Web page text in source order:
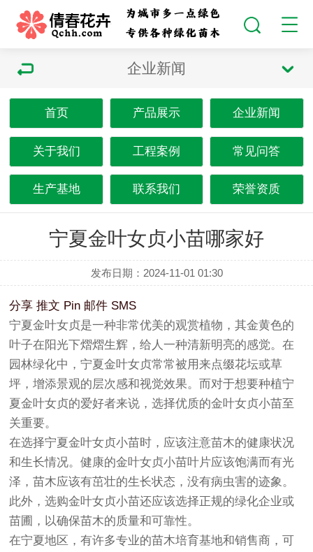
企业新闻
首页 产品展示 企业新闻
关于我们 工程案例 常见问答
生产基地 联系我们 荣誉资质
宁夏金叶女贞小苗哪家好
发布日期：2024-11-01 01:30
分享 推文 Pin 邮件 SMS
宁夏金叶女贞是一种非常优美的观赏植物，其金黄色的
叶子在阳光下熠熠生辉，给人一种清新明亮的感觉。在
园林绿化中，宁夏金叶女贞常常被用来点缀花坛或草
坪，增添景观的层次感和视觉效果。而对于想要种植宁
夏金叶女贞的爱好者来说，选择优质的金叶女贞小苗至
关重要。
在选择宁夏金叶女贞小苗时，应该注意苗木的健康状况
和生长情况。健康的金叶女贞小苗叶片应该饱满而有光
泽，苗木应该有茁壮的生长状态，没有病虫害的迹象。
此外，选购金叶女贞小苗还应该选择正规的绿化企业或
苗圃，以确保苗木的质量和可靠性。
在宁夏地区，有许多专业的苗木培育基地和销售商，可